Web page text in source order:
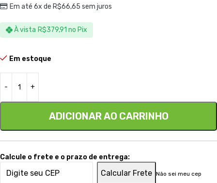
Em até 6x de R$66,65 sem juros
À vista R$379,91 no Pix
Em estoque
ADICIONAR AO CARRINHO
Calcule o frete e o prazo de entrega:
Calcular Frete Não sei meu cep